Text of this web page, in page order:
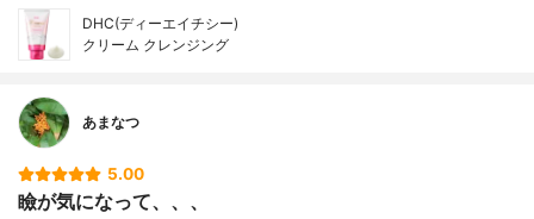
DHC(ディーエイチシー)
クリーム クレンジング
あまなつ
5.00
瞼が気になって、、、